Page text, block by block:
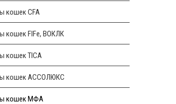
кошек CFA
кошек FIFe, ВОКЛК
кошек TICA
кошек АССОЛЮКС
кошек МФА